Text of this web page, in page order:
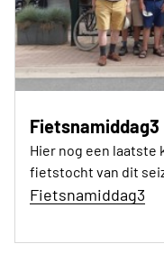
Fietsnamiddag3
Hier nog een laatste
fietstocht van dit
Fietsnamiddag3